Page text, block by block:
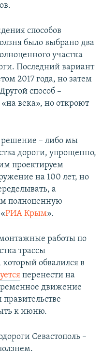
способов
было выбрано два
участка
Последний вариант
2017 года, но затем
способ –
века», но откроют
– либо мы
дороги, упрощенно,
проектируем
на 100 лет, но
а
полноценную
РИА Крым».
работы по
трассы
обвалился в
перенести на
движение
правительстве
к июню.
Севастополь –